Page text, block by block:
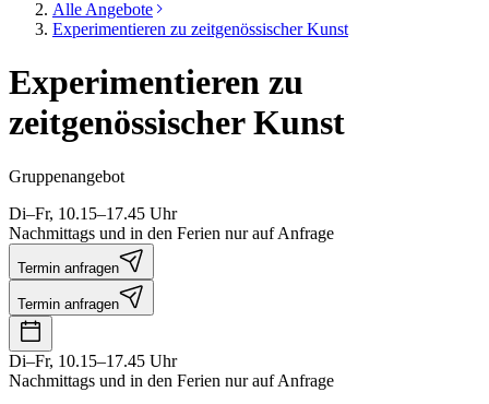
Alle Angebote
Experimentieren zu zeitgenössischer Kunst
Experimentieren zu
zeitgenössischer Kunst
Gruppenangebot
Di–Fr, 10.15–17.45 Uhr
Nachmittags und in den Ferien nur auf Anfrage
Termin anfragen
Termin anfragen
Di–Fr, 10.15–17.45 Uhr
Nachmittags und in den Ferien nur auf Anfrage